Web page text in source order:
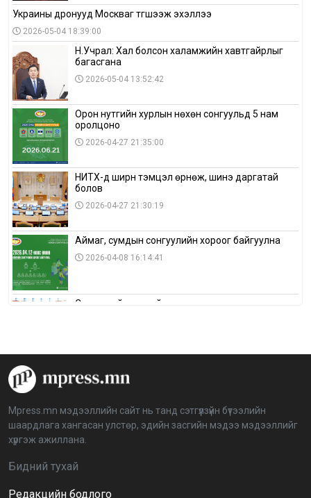
Украины дронууд Москваг түгшээж эхэллээ
2026-05-04 18:39:00
Н.Учрал: Хал болсон халамжийн хавтгайрлыг
багасгана
2026-05-04 13:52:42
Орон нутгийн хурлын нөхөн сонгуульд 5 нам
оролцоно
2026-04-27 21:35:00
НИТХ-д ширүүн тэмцэл өрнөж, шинэ даргатай
болов
2026-04-27 21:30:19
Аймаг, сумдын сонгуулийн хороог байгуулна
2026-04-08 16:14:41
Сонгуулийн хуулийн зөрчил, шалгах,
аймагт үргэлжилж байна
BTS-ийн тоглолтыг Netflix дэлхий даяар шууд
дамжуулна
Иргэдийн төлөөлөгчдийн хурлын 2026 оны
Mpress.mn мэдээллийн сайт нь танд сэтгүүлзүйн бүтээлийн
шаардлага хангасан улстөр, эдийн засгийн мэдээ мэдээллийг
хүргэж ажиллана.
Бидний тухай
Редакцийн бодлого